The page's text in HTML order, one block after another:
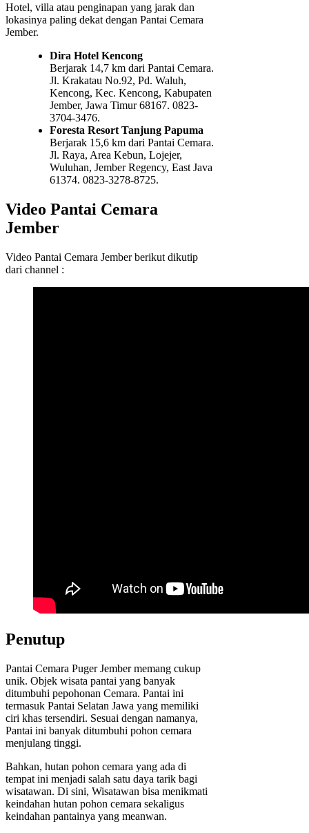
Hotel, villa atau penginapan yang jarak dan
lokasinya paling dekat dengan Pantai Cemara
Jember.
Dira Hotel Kencong
Berjarak 14,7 km dari Pantai Cemara.
Jl. Krakatau No.92, Pd. Waluh,
Kencong, Kec. Kencong, Kabupaten
Jember, Jawa Timur 68167. 0823-
3704-3476.
Foresta Resort Tanjung Papuma
Berjarak 15,6 km dari Pantai Cemara.
Jl. Raya, Area Kebun, Lojejer,
Wuluhan, Jember Regency, East Java
61374. 0823-3278-8725.
Video Pantai Cemara
Jember
Video Pantai Cemara Jember berikut dikutip
dari channel :
Penutup
Pantai Cemara Puger Jember memang cukup
unik. Objek wisata pantai yang banyak
ditumbuhi pepohonan Cemara. Pantai ini
termasuk Pantai Selatan Jawa yang memiliki
ciri khas tersendiri. Sesuai dengan namanya,
Pantai ini banyak ditumbuhi pohon cemara
menjulang tinggi.
Bahkan, hutan pohon cemara yang ada di
tempat ini menjadi salah satu daya tarik bagi
wisatawan. Di sini, Wisatawan bisa menikmati
keindahan hutan pohon cemara sekaligus
keindahan pantainya yang meanwan.